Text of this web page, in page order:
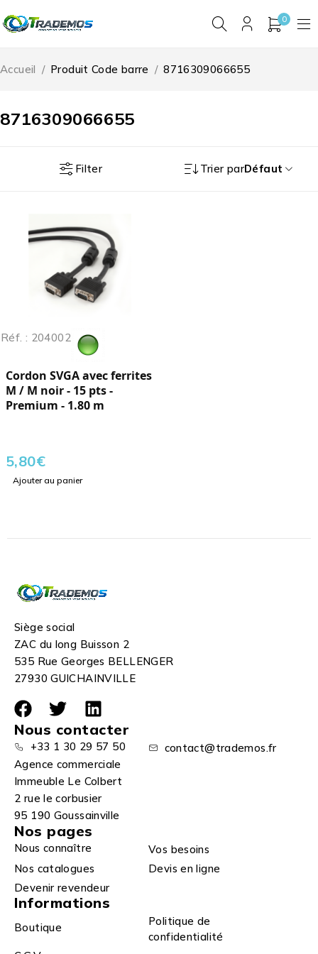
0
8716309066655
Accueil / Produit Code barre / 8716309066655
Filter Trier parDéfaut
Réf. : 204002
Cordon SVGA avec ferrites
M / M noir - 15 pts -
Premium - 1.80 m
5,80€
Ajouter au panier
Siège social
ZAC du long Buisson 2
535 Rue Georges BELLENGER
27930 GUICHAINVILLE
Nous contacter
+33 1 30 29 57 50
contact@trademos.fr
Agence commerciale
Immeuble Le Colbert
2 rue le corbusier
95 190 Goussainville
Nos pages
Nous connaître
Vos besoins
Nos catalogues
Devis en ligne
Devenir revendeur
Informations
Boutique
Politique de
confidentialité